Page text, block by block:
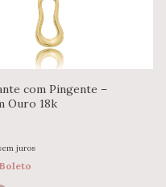
com Pingente –
Ouro 18k
juros
Boleto